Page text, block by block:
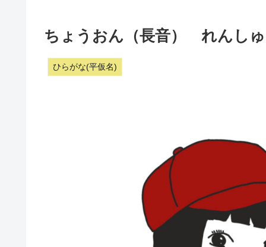
ちょうおん（長音） れんし
ひらがな(平仮名)